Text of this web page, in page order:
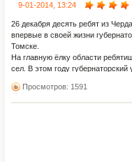
9-01-2014, 13:24
26 декабря десять ребят из
впервые в своей жизни
Томске.
На главную ёлку области
сел. В этом году
герои из известных книжек и
любимого персонажа. Есть и
Просмотров: 1591